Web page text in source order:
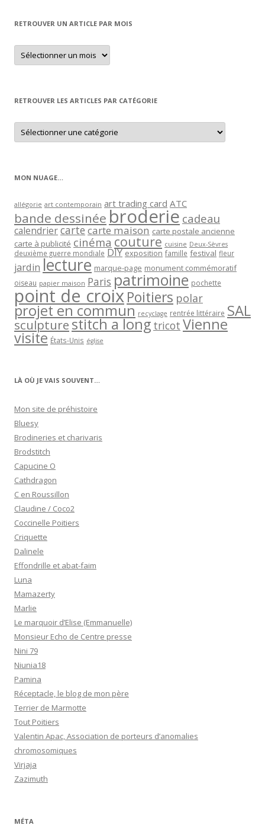
RETROUVER UN ARTICLE PAR MOIS
Retrouver
un
article
RETROUVER LES ARTICLES PAR CATÉGORIE
Retrouver
les
articles
MON NUAGE…
allégorie art contemporain art trading card ATC
bande dessinée broderie cadeau
calendriercartecarte maison carte postale ancienne
carte à publicité cinéma couture cuisine Deux-Sèvres
deuxième guerre mondiale DIY exposition famille festival fleur
jardin lecture marque-page monument commémoratif
oiseau papier maison Paris patrimoine pochette
point de croixPoitiers polar
projet en commun recyclage rentrée littéraire SAL
sculpturestitch a long tricot Vienne
visite États-Unis église
LÀ OÙ JE VAIS SOUVENT…
Mon site de préhistoire
Bluesy
Brodineries et charivaris
Brodstitch
Capucine O
Cathdragon
C en Roussillon
Claudine / Coco2
Coccinelle Poitiers
Criquette
Dalinele
Effondrille et abat-faim
Luna
Mamazerty
Marlie
Le marquoir d’Elise (Emmanuelle)
Monsieur Echo de Centre presse
Nini 79
Niunia18
Pamina
Réceptacle, le blog de mon père
Terrier de Marmotte
Tout Poitiers
Valentin Apac, Association de porteurs d’anomalies
chromosomiques
Virjaja
Zazimuth
MÉTA